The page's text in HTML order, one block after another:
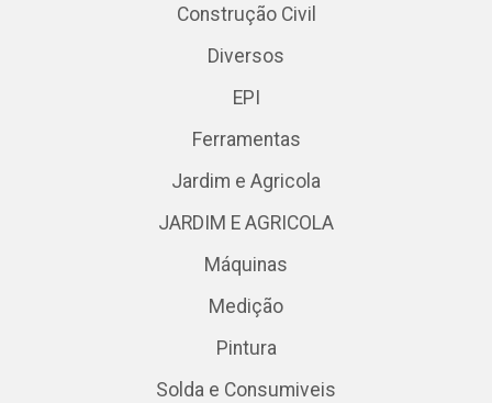
Construção Civil
Diversos
EPI
Ferramentas
Jardim e Agricola
JARDIM E AGRICOLA
Máquinas
Medição
Pintura
Solda e Consumiveis